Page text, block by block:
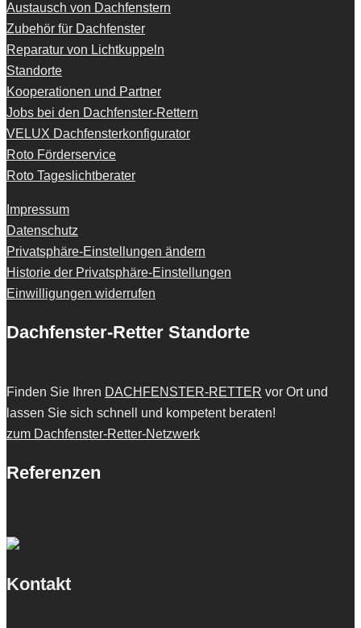
Austausch von Dachfenstern
Zubehör für Dachfenster
Reparatur von Lichtkuppeln
Standorte
Kooperationen und Partner
Jobs bei den Dachfenster-Rettern
VELUX Dachfensterkonfigurator
Roto Förderservice
Roto Tageslichtberater
Impressum
Datenschutz
Privatsphäre-Einstellungen ändern
Historie der Privatsphäre-Einstellungen
Einwilligungen widerrufen
Dachfenster-Retter Standorte
Finden Sie Ihren DACHFENSTER-RETTER vor Ort und
lassen Sie sich schnell und kompetent beraten!
zum Dachfenster-Retter-Netzwerk
Referenzen
Kontakt